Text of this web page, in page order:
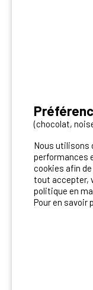
(chocolat,
Nous utilisons
performances
cookies afin
tout accepter,
politique en
Pour en savoir